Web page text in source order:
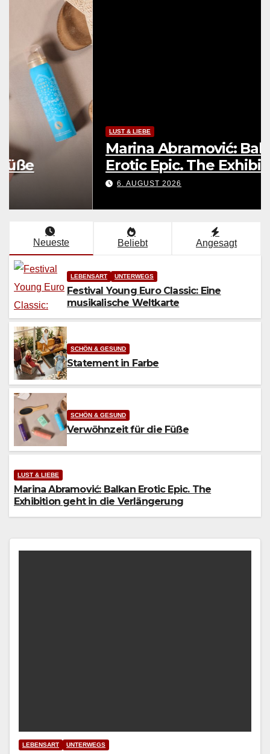
LEBENSART UNTERWEGS
Festival Young Euro Classic:
Eine musikalische Weltkarte
Neueste Beliebt Angesagt
LEBENSART UNTERWEGS
Festival Young Euro Classic: Eine
musikalische Weltkarte
SCHÖN & GESUND
Statement in Farbe
SCHÖN & GESUND
Verwöhnzeit für die Füße
LUST & LIEBE
Marina Abramović: Balkan Erotic Epic. The
Exhibition geht in die Verlängerung
LEBENSART UNTERWEGS